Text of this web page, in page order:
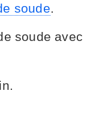
soude.
soude avec